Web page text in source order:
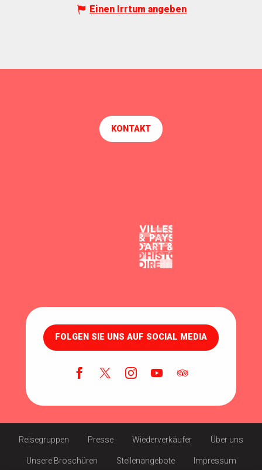
Einen Irrtum angeben
KONTAKT
FOLGEN SIE UNS AUF SOCIAL MEDIA
Reisegruppen Presse Wiederverkäufer Über uns
Unsere Broschüren Stellenangebote Impressum